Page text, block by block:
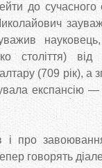
до сучасного
століття)
(709 рік),
експансію
і про
говорять